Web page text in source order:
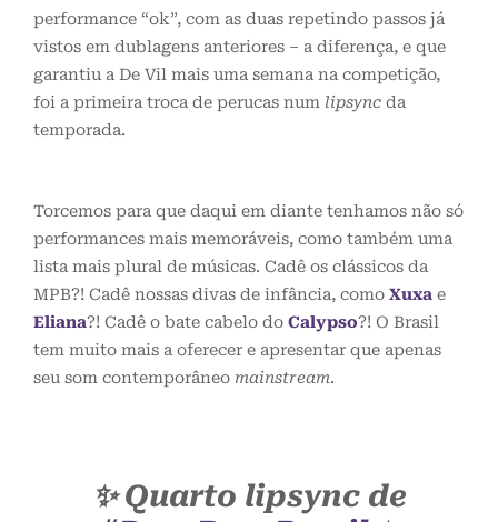
performance “ok”, com as duas repetindo passos já
vistos em dublagens anteriores – a diferença, e que
garantiu a De Vil mais uma semana na competição,
foi a primeira troca de perucas num lipsync da
temporada.
Torcemos para que daqui em diante tenhamos não só
performances mais memoráveis, como também uma
lista mais plural de músicas. Cadê os clássicos da
MPB?! Cadê nossas divas de infância, como Xuxa e
Eliana?! Cadê o bate cabelo do Calypso?! O Brasil
tem muito mais a oferecer e apresentar que apenas
seu som contemporâneo mainstream.
✨ Quarto lipsync de